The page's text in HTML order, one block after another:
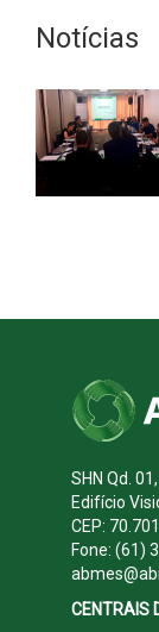
Notícias
SHN Qd.
Edifício
CEP:
Fone: (61)
CENTRAIS